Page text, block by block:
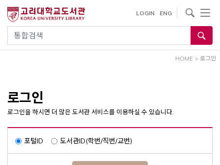
건
통합검색
LOGIN ENG
사이트내 검색
HOME > 로그인
로그인
로그인을 하시면 더 많은 도서관 서비스를 이용하실 수 있습니다.
포털ID 도서관ID(학번/직번/교번)